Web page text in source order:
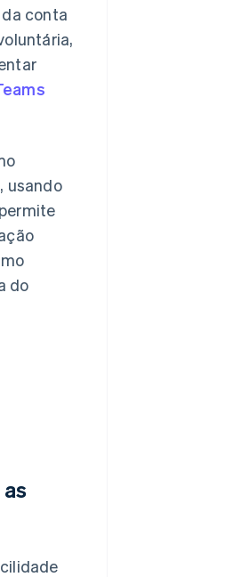
conta
, usando
do